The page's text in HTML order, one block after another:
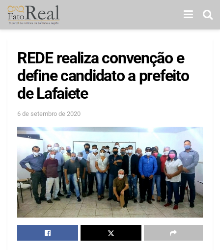
REDE realiza convenção e
define candidato a prefeito
de Lafaiete
6 de setembro de 2020